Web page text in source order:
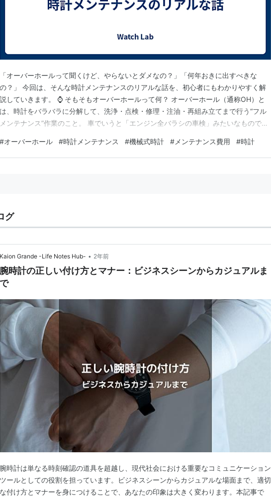
「オーバーホールって聞くけど、やらないとダメなの？」「何年おきに出すべきな
の？」 今回は、そんな時計メンテナンスのリアルな話を、初心者にもわかりやすく解
説していきます。 ⌚ そもそもオーバーホールって何？ オーバーホール（通称OH）と
は、時計をバラバラに分解して、洗浄・点検・修理・注油・再組み立てまで行う“フル
メンテナンス”作業のこと。 車でいうと「エンジン全バラシの車検」みたいなもので
同士の摩擦を防ぐために油を使っています。 → 数年で油が劣化し、潤滑不良→部品摩
耗→故障に直結。 ゴムパッキンが劣化する → …
#オーバーホール #時計メンテナンス #機械式時計 # メンテナンス費用 #時計
グ
Kaion Grande -Life Notes Hub- • 2年前
腕時計の正しい付け方とマナー：ビジネスシーンからカジュアルま
で
腕時計は単なる時刻確認の道具を超越し、現代社会における重要なコミュニケーション
ツールとしての役割を担っています。ビジネスシーンからカジュアルな場面まで、適切
な付け方とマナーを身につけることで、あなたの印象は大きく変わります。本記事で